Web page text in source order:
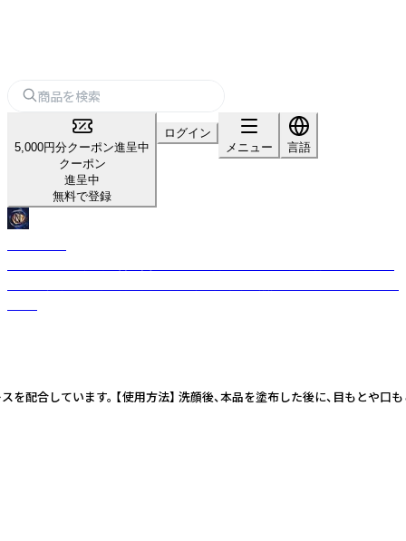
5,000円分クーポン進呈中
クーポン
進呈中
無料で登録
ログイン
メニュー
言語
合しています。 【使用方法】 洗顔後、本品を塗布した後に、目もとや